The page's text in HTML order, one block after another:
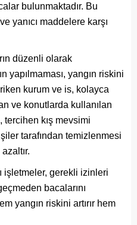
bulunmaktadır. Bu
yanıcı maddelere karşı
düzenli olarak
yapılmaması, yangın riskini
kurum ve is, kolayca
ve konutlarda kullanılan
tercihen kış mevsimi
tarafından temizlenmesi
işletmeler, gerekli izinleri
bacalarını
yangın riskini artırır hem